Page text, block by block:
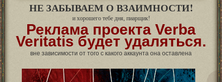
НЕ ЗАБЫВАЕМ О ВЗАИМНОСТИ!
и хорошего тебе дня, пиарщик!
Реклама проекта Verba
Veritatis будет удаляться.
вне зависимости от того с какого аккаунта она оставлена